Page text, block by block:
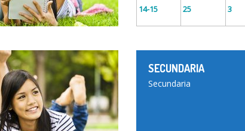
14-15 25 3
SECUNDARIA
Secundaria